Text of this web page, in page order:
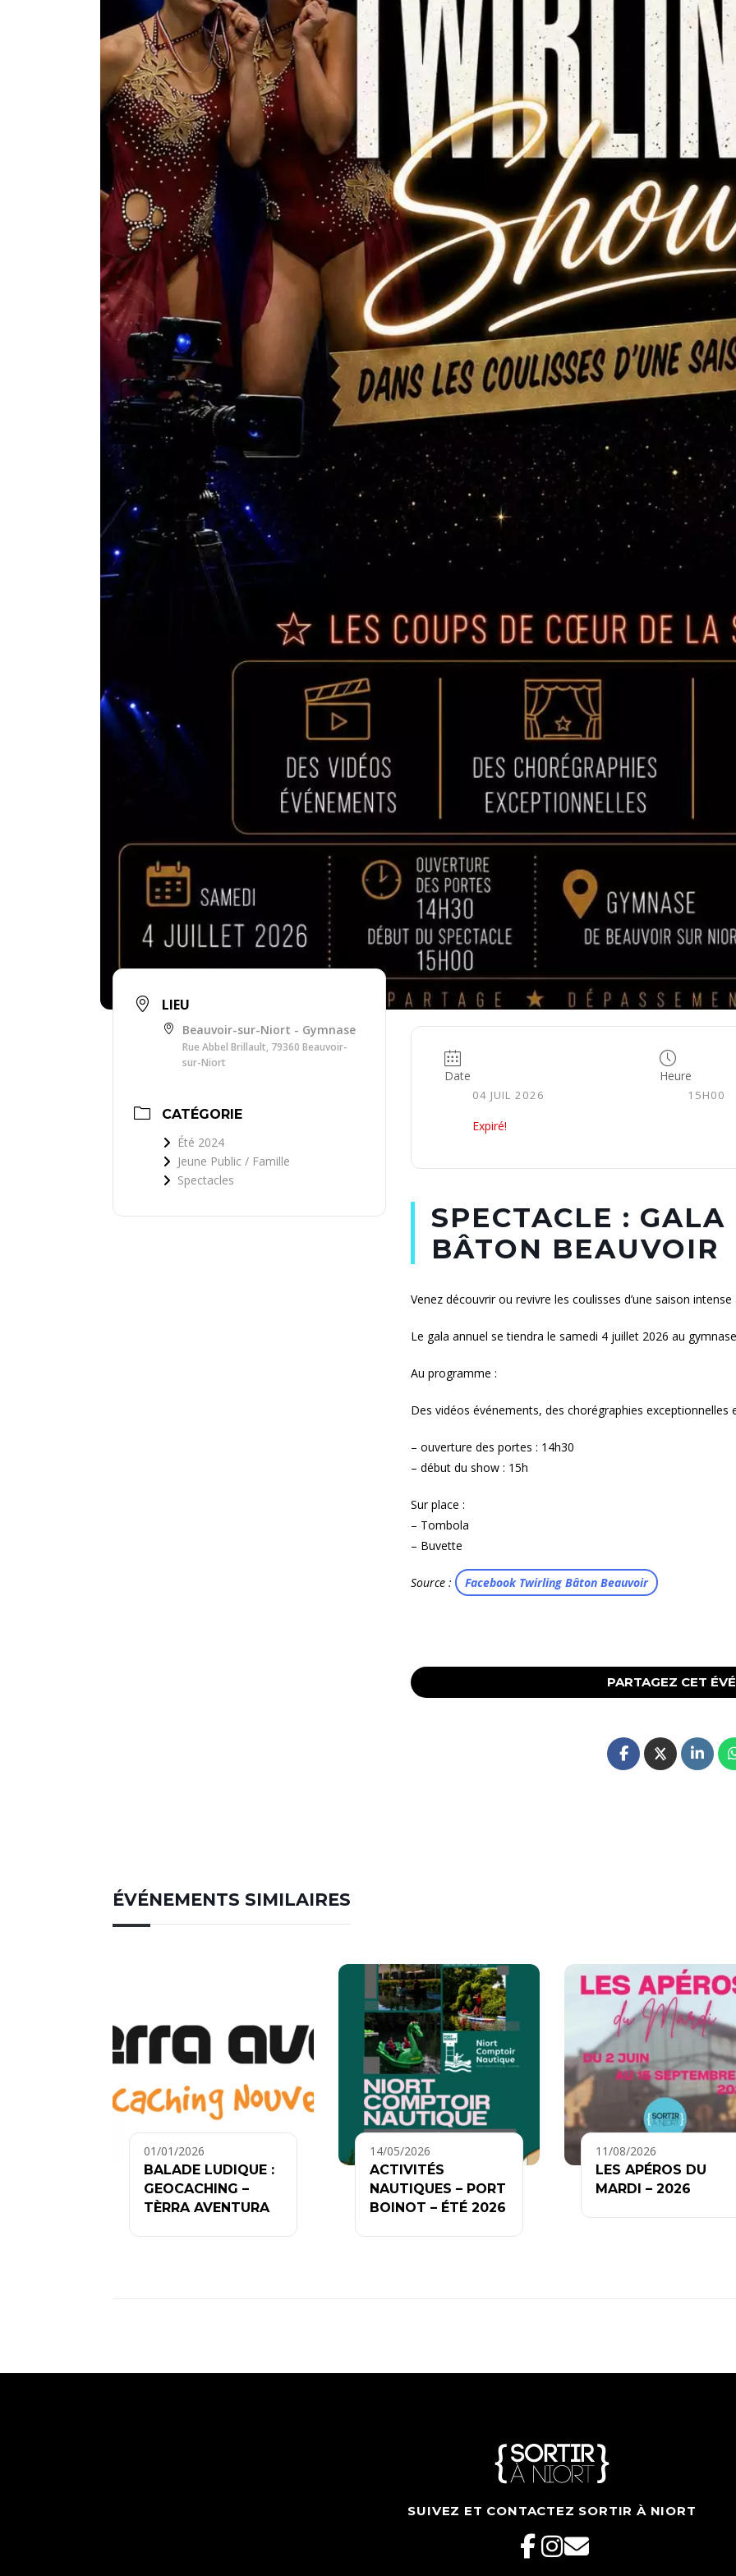
LIEU
Beauvoir-sur-Niort - Gymnase
Rue Abbel Brillault, 79360 Beauvoir-
sur-Niort
CATÉGORIE
Été 2024
Jeune Public / Famille
Spectacles
Date
04 JUIL 2026
Expiré!
Heure
15H00
SPECTACLE :
BÂTON BEAUVOIR
Venez découvrir ou revivre les coulisses d’une saison
Le gala annuel se tiendra le samedi 4 juillet 2026 au
Au programme :
Des vidéos événements, des chorégraphies exceptionnelles
– ouverture des portes : 14h30
– début du show : 15h
Sur place :
– Tombola
– Buvette
Source : Facebook Twirling Bâton Beauvoir
PARTAGEZ CET
ÉVÉNEMENTS SIMILAIRES
01/01/2026
BALADE LUDIQUE :
GEOCACHING –
TÈRRA AVENTURA
14/05/2026
ACTIVITÉS
NAUTIQUES – PORT
BOINOT – ÉTÉ 2026
11/08/2026
LES APÉROS DU
MARDI – 2026
SUIVEZ ET CONTACTEZ SORTIR À NIORT